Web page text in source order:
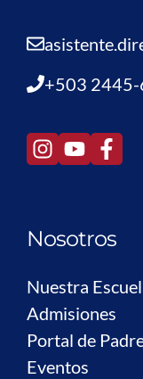
+503
Nosotros
Nuestra
Admisiones
Portal de
Eventos